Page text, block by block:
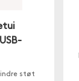
støt